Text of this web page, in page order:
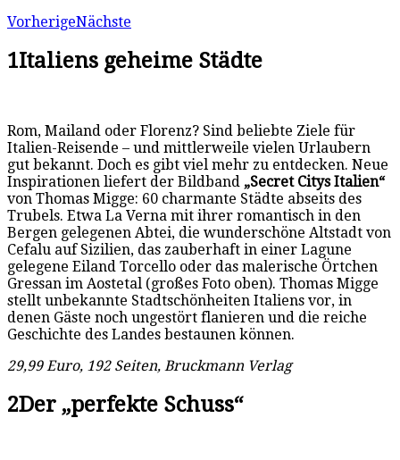
VorherigeNächste
1Italiens geheime Städte
Rom, Mailand oder Florenz? Sind beliebte Ziele für
Italien-Reisende – und mittlerweile vielen Urlaubern
gut bekannt. Doch es gibt viel mehr zu entdecken. Neue
Inspirationen liefert der Bildband „Secret Citys Italien“
von Thomas Migge: 60 charmante Städte abseits des
Trubels. Etwa La Verna mit ihrer romantisch in den
Bergen gelegenen Abtei, die wunderschöne Altstadt von
Cefalu auf Sizilien, das zauberhaft in einer Lagune
gelegene Eiland Torcello oder das malerische Örtchen
Gressan im Aostetal (großes Foto oben). Thomas Migge
stellt unbekannte Stadtschönheiten Italiens vor, in
denen Gäste noch ungestört flanieren und die reiche
Geschichte des Landes bestaunen können.
29,99 Euro, 192 Seiten, Bruckmann Verlag
2Der „perfekte Schuss“